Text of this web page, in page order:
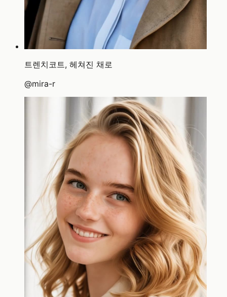
트렌치코트, 헤쳐진 채로
@mira-r